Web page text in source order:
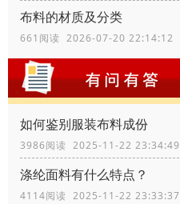
布料的材质及分类
661阅读 2026-07-20 22:14:12
如何鉴别服装布料成份
3986阅读 2025-11-22 23:34:49
涤纶面料有什么特点？
4114阅读 2025-11-22 23:33:37